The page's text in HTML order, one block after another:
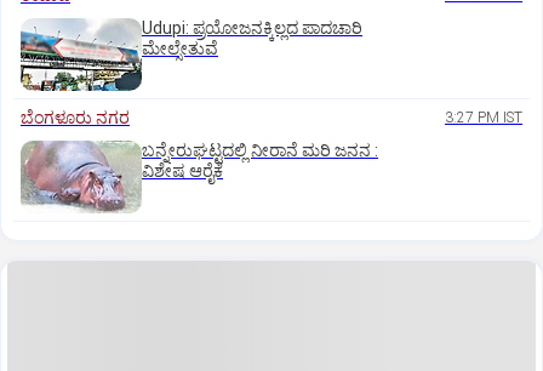
Udupi: ಪ್ರಯೋಜನಕ್ಕಿಲ್ಲದ ಪಾದಚಾರಿ
ಮೇಲ್ಸೇತುವೆ
ಬೆಂಗಳೂರು ನಗರ 3:27 PM IST
ಬನ್ನೇರುಘಟ್ಟದಲ್ಲಿ ನೀರಾನೆ ಮರಿ ಜನನ :
ವಿಶೇಷ ಆರೈಕೆ